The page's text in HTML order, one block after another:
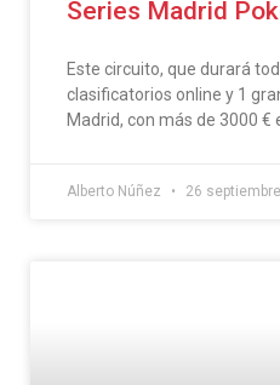
Series Madrid
Este circuito, que durará
clasificatorios online y 1
Madrid, con más de 3000 €
Alberto Núñez 26